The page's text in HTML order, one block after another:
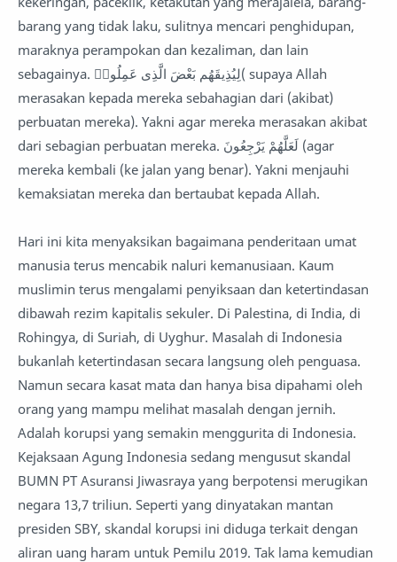
barang yang tidak laku, sulitnya mencari penghidupan,
maraknya perampokan dan kezaliman, dan lain
sebagainya. لِيُذِيقَهُم بَعْضَ الَّذِى عَمِلُوا۟( supaya Allah
merasakan kepada mereka sebahagian dari (akibat)
perbuatan mereka). Yakni agar mereka merasakan akibat
dari sebagian perbuatan mereka. لَعَلَّهُمْ يَرْجِعُونَ (agar
mereka kembali (ke jalan yang benar). Yakni menjauhi
kemaksiatan mereka dan bertaubat kepada Allah.
Hari ini kita menyaksikan bagaimana penderitaan umat
manusia terus mencabik naluri kemanusiaan. Kaum
muslimin terus mengalami penyiksaan dan ketertindasan
dibawah rezim kapitalis sekuler. Di Palestina, di India, di
Rohingya, di Suriah, di Uyghur. Masalah di Indonesia
bukanlah ketertindasan secara langsung oleh penguasa.
Namun secara kasat mata dan hanya bisa dipahami oleh
orang yang mampu melihat masalah dengan jernih.
Adalah korupsi yang semakin menggurita di Indonesia.
Kejaksaan Agung Indonesia sedang mengusut skandal
BUMN PT Asuransi Jiwasraya yang berpotensi merugikan
negara 13,7 triliun. Seperti yang dinyatakan mantan
presiden SBY, skandal korupsi ini diduga terkait dengan
aliran uang haram untuk Pemilu 2019. Tak lama kemudian